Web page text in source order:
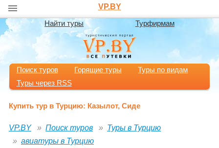
VP.BY
Найти туры Турфирмам
Поиск туров Горящие туры
Туры по видам
Туры через RSS
Купить тур в Турцию: Казылот, Сиде
VP.BY Поиск туров
Туры в Турцию
авиатуры в Турцию